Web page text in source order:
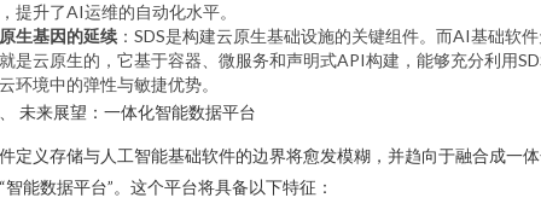
提升了AI运维的自动化水平。
生基因的延续 ：SDS是构建云原生基础设施的关键组件。而AI基础软
是云原生的，它基于容器、微服务和声明式API构建，能够充分利用
环境中的弹性与敏捷优势。
未来展望：一体化智能数据平台
定义存储与人工智能基础软件的边界将愈发模糊，并趋向于融合成一
智能数据平台”。这个平台将具备以下特征：